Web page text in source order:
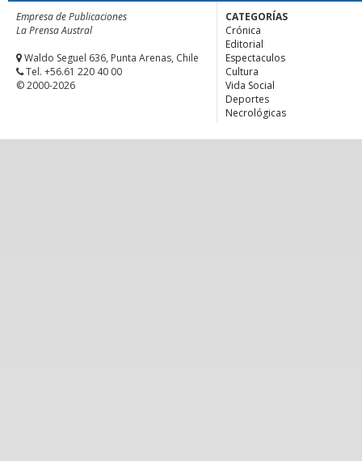
Empresa de Publicaciones
La Prensa Austral
Waldo Seguel 636, Punta Arenas, Chile
Tel. +56.61 220 40 00
© 2000-2026
CATEGORÍAS
Crónica
Editorial
Espectaculos
Cultura
Vida Social
Deportes
Necrológicas